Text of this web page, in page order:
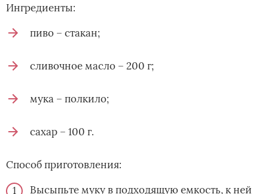
Ингредиенты:
пиво – стакан;
сливочное масло – 200 г;
мука – полкило;
сахар – 100 г.
Способ приготовления:
Высыпьте муку в подходящую емкость, к ней